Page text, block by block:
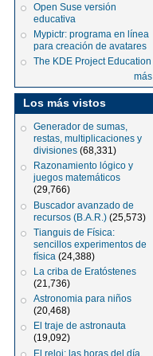
Open Suse versión
educativa
Mypictr: programa en línea
para creación de avatares
The KDE Project Education
más
Los más vistos
Generador de sumas,
restas, multiplicaciones y
divisiones (68,331)
Razonamiento lógico y
juegos matemáticos
(29,766)
Buscador avanzado de
recursos (B.A.R.) (25,573)
Tianguis de Física:
sencillos experimentos de
física (24,388)
La criba de Eratóstenes
(21,736)
Astronomia para niños
(20,468)
El traje de astronauta
(19,092)
El reloj: las horas del día,